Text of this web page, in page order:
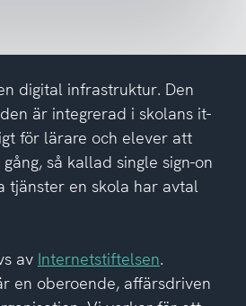
digital infrastruktur. Den
är integrerad i skolans it-
för lärare och elever att
så kallad single sign-on
tjänster en skola har avtal
av Internetstiftelsen.
en oberoende, affärsdriven